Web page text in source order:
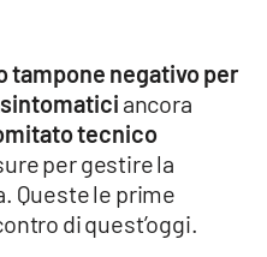
tampone negativo per
ancora
tecnico
per gestire la
Queste le prime
di quest’oggi.